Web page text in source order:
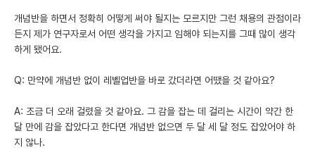
개념반을 하면서 정확히 어떻게 써야 될지는 모르지만 그런 채용의 관점이라
든지 제가 연구자로서 어떤 생각을 가지고 임해야 되는지를 그때 많이 생각
하게 됐어요.
Q: 만약에 개념반 없이 레벨업반을 바로 갔더라면 어땠을 것 같아요?
A: 조금 더 오래 걸렸을 것 같아요. 그 감을 잡는 데 걸리는 시간이 약간 한
달 만에 감을 잡았다고 한다면 개념반 없으면 두 달 세 달 정도 잡았어야 하
지 않나.